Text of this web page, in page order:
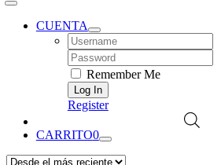
CUENTA
Username:
Password:
Remember Me
Register
CARRITO0